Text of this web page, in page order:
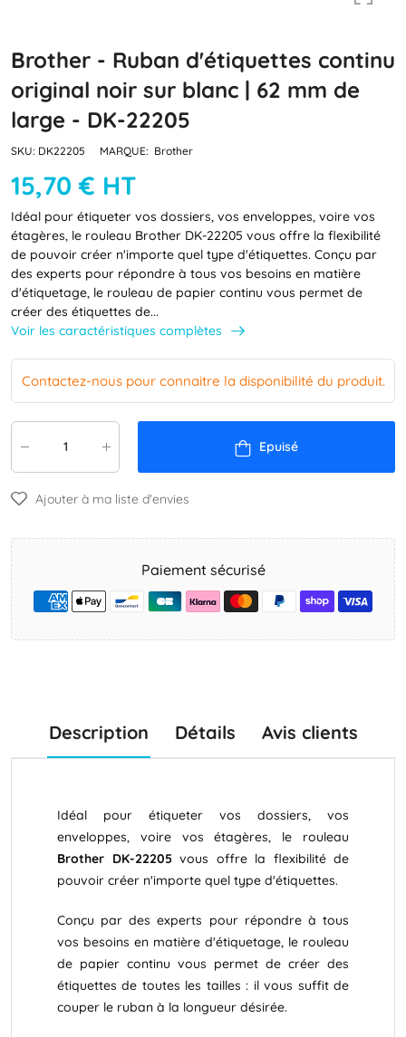
Brother - Ruban d'étiquettes continu
original noir sur blanc | 62 mm de
large - DK-22205
SKU: DK22205 MARQUE: Brother
15,70 € HT
Idéal pour étiqueter vos dossiers, vos enveloppes, voire vos
étagères, le rouleau Brother DK-22205 vous offre la flexibilité
de pouvoir créer n'importe quel type d'étiquettes. Conçu par
des experts pour répondre à tous vos besoins en matière
d'étiquetage, le rouleau de papier continu vous permet de
créer des étiquettes de...
Voir les caractéristiques complètes
Contactez-nous pour connaitre la disponibilité du produit.
Epuisé
Ajouter à ma liste d'envies
Paiement sécurisé
Description Détails Avis clients
Idéal pour étiqueter vos dossiers, vos
enveloppes, voire vos étagères, le rouleau
Brother DK-22205vous offre la flexibilité de
pouvoir créer n'importe quel type d'étiquettes.
Conçu par des experts pour répondre à tous
vos besoins en matière d'étiquetage, le rouleau
de papier continu vous permet de créer des
étiquettes de toutes les tailles : il vous suffit de
couper le ruban à la longueur désirée.